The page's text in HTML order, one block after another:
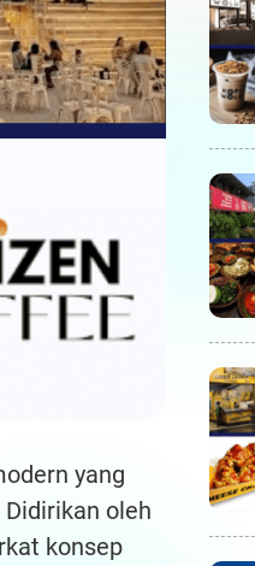
yang
oleh
konsep